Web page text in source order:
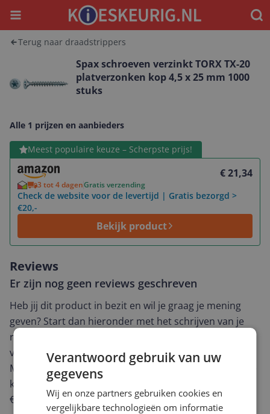
Menu
Terug naar draadstrippers
Spax schroeven verzinkt TORX TX-20
platverzonken kop 4,5 x 25 mm 1000
stuks
Alle 1 prijzen en aanbieders
Meest populaire keuze – Scherpste prijs!
€ 21,34
3 tot 4 dagenGratis verzending
Check de website voor de levertijd | Gratis bezorgd >
€20,-
Bekijk product
Bekijk product
Reviews
Er zijn nog geen reviews geschreven
Heb jij dit product in bezit en wil je graag je mening
geven? Start dan hieronder met het schrijven van je
review. Afhankelijk van de details duurt het schrijven
van een review gemiddeld tussen de 3 en 10 minuten.
Met jouw mening help je andere bezoekers een betere
keuze te maken én maak je iedere maand kans op
€250,-!
Klik hier voor de actievoorwaarden.
Verantwoord gebruik van uw
gegevens
Wij en onze partners gebruiken cookies en
vergelijkbare technologieën om informatie